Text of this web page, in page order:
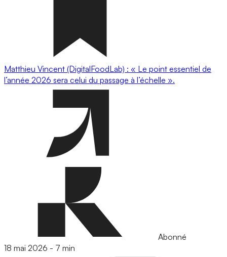
Matthieu Vincent (DigitalFoodLab) : « Le point essentiel de
l’année 2026 sera celui du passage à l’échelle ».
Abonné
18 mai 2026 - 7 min